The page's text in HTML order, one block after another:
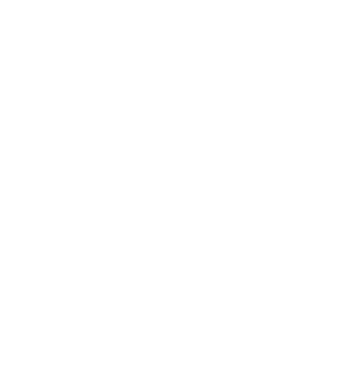
Premium Hyaluronic Eye Cream được